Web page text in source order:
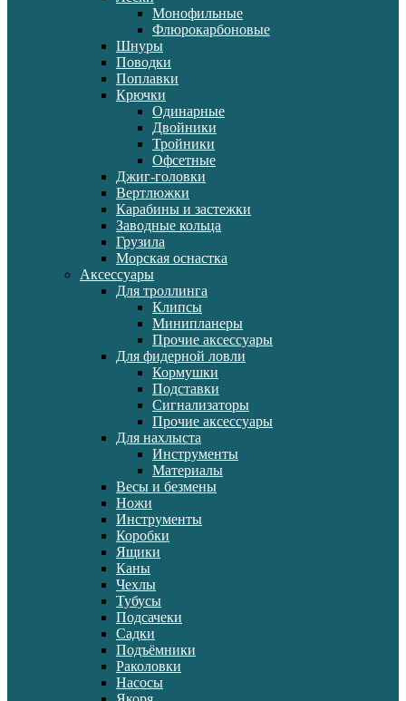
Монофильные
Флюрокарбоновые
Шнуры
Поводки
Поплавки
Крючки
Одинарные
Двойники
Тройники
Офсетные
Джиг-головки
Вертлюжки
Карабины и застежки
Заводные кольца
Грузила
Морская оснастка
Аксессуары
Для троллинга
Клипсы
Минипланеры
Прочие аксессуары
Для фидерной ловли
Кормушки
Подставки
Сигнализаторы
Прочие аксессуары
Для нахлыста
Инструменты
Материалы
Весы и безмены
Ножи
Инструменты
Коробки
Ящики
Каны
Чехлы
Тубусы
Подсачеки
Садки
Подъёмники
Раколовки
Насосы